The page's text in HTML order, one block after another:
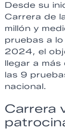
Desde su
Carrera de
millón y
pruebas a
2024, el
llegar a
las 9
nacional.
Carrera